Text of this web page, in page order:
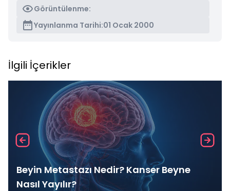
Görüntülenme:
Yayınlanma Tarihi:01 Ocak 2000
İlgili İçerikler
Beyin Metastazı Nedir? Kanser Beyne
Nasıl Yayılır?